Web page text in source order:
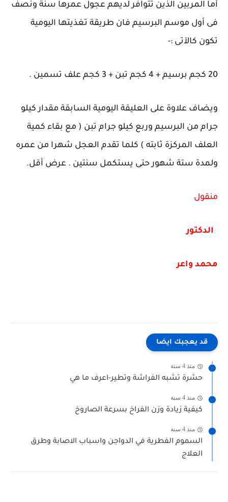
أما المربين الذين تتوافر لديهم عجول عمرها سنة ونصف
فى أول موسم البرسيم فان طريقة تغذيتها اليومية
تكون كالآتى :-
20 كجم برسيم + 4 كجم تبن + 3 كجم علف تسمين .
ويضاف علاوة على العليقة اليومية السابقة مقدار كيلو
جرام من البرسيم وربع كيلو جرام تبن ( مع بقاء كمية
العلف المركزة ثابته ) كلما تقدم العجل شهرا من عمره
ولمدة ستة شهور حتى يستكمل سنتين . عرض أقل.
منقول
الدكتور
محمد واعر
قد يعجبك ايضا
منذ 4 سنة
حشرة تشبه الفراشة وتطير-اعرف ما هي
منذ 4 سنة
كيفية زيادة وزن الفراخ بسرعة الصاروخ
منذ 4 سنة
السموم الفطرية في الدواجن واسباب الاصابة وطرق
العلاج